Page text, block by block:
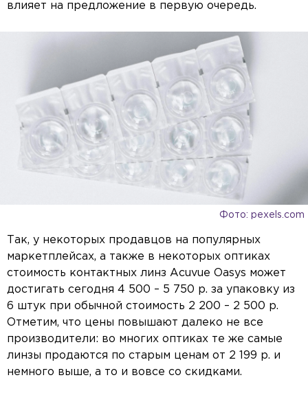
влияет на предложение в первую очередь.
Фото: pexels.com
Так, у некоторых продавцов на популярных
маркетплейсах, а также в некоторых оптиках
стоимость контактных линз Acuvue Oasys может
достигать сегодня 4 500 – 5 750 р. за упаковку из
6 штук при обычной стоимость 2 200 – 2 500 р.
Отметим, что цены повышают далеко не все
производители: во многих оптиках те же самые
линзы продаются по старым ценам от 2 199 р. и
немного выше, а то и вовсе со скидками.